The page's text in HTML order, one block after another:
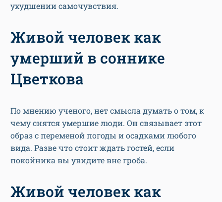
ухудшении самочувствия.
Живой человек как
умерший в соннике
Цветкова
По мнению ученого, нет смысла думать о том, к
чему снятся умершие люди. Он связывает этот
образ с переменой погоды и осадками любого
вида. Разве что стоит ждать гостей, если
покойника вы увидите вне гроба.
Живой человек как